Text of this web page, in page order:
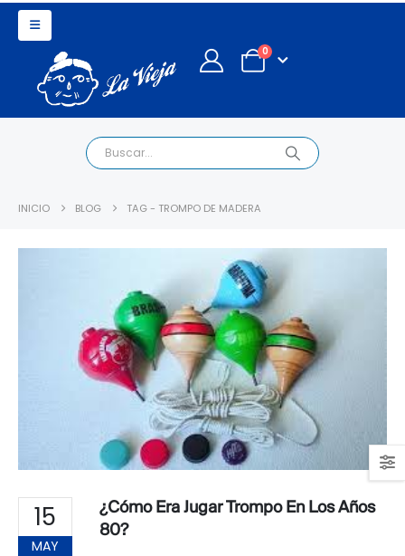
0
INICIO BLOG TAG - TROMPO DE MADERA
15
MAY
¿Cómo Era Jugar Trompo En Los Años
80?